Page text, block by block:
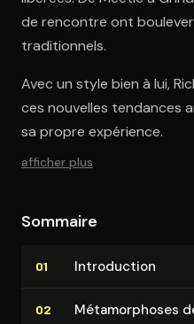
de rencontre ont
traditionnels.
Avec un style bien à lui,
ces nouvelles tendances
sa propre expérience.
afficher plus
Sommaire
01 In­tro­duc­tion
02 Mé­ta­mor­phoses